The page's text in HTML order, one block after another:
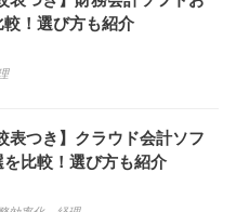
！選び方も紹介
表つき】クラウド会計ソフ
を比較！選び方も紹介